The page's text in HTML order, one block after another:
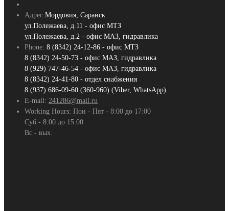
Адрес:Мордовия, Саранск
ул.Полежаева, д.11 - офис МТЗ
ул.Полежаева, д.2 - офис МАЗ, гидравлика
Phone: 8 (8342) 24-12-86 - офис МТЗ
8 (8342) 24-50-73 - офис МАЗ, гидравлика
8 (929) 747-46-54 - офис МАЗ, гидравлика
8 (8342) 24-41-80 - отдел снабжения
8 (937) 686-09-60 (360-960) (Viber, WhatsApp)
E-mail: 241286@mail.ru
Working Hours: Пон - Пят - 8:00 до 17:00
Суб - 8:00 до 15:00
Вс - вых.